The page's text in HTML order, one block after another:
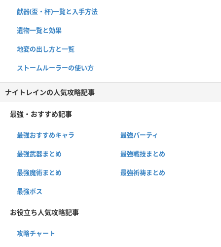
献器(盃・杯)一覧と入手方法
遺物一覧と効果
地変の出し方と一覧
ストームルーラーの使い方
ナイトレインの人気攻略記事
最強・おすすめ記事
最強おすすめキャラ 最強パーティ
最強武器まとめ 最強戦技まとめ
最強魔術まとめ 最強祈祷まとめ
最強ボス
お役立ち人気攻略記事
攻略チャート